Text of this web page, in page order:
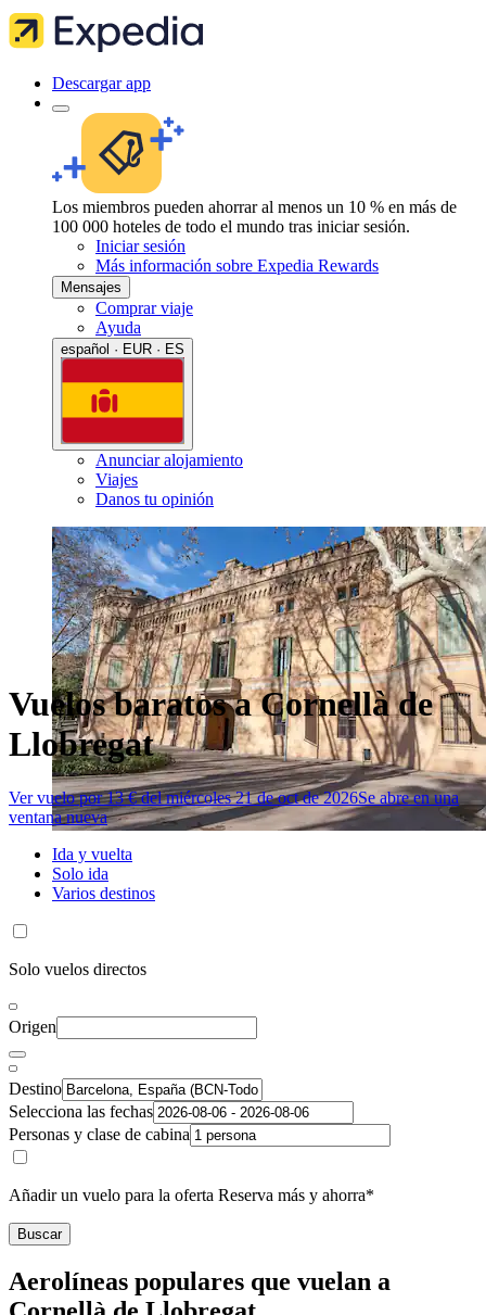
Descargar app
Los miembros pueden ahorrar al menos un 10 % en más de
100 000 hoteles de todo el mundo tras iniciar sesión.
Iniciar sesión
Más información sobre Expedia Rewards
Mensajes
Comprar viaje
Ayuda
español · EUR · ES
Anunciar alojamiento
Viajes
Danos tu opinión
Vuelos baratos a Cornellà de
Llobregat
Ver vuelo por 13 € del miércoles 21 de oct de 2026Se abre en una
ventana nueva
Ida y vuelta
Solo ida
Varios destinos
Solo vuelos directos
Origen
Destino
Selecciona las fechas
Personas y clase de cabina
Añadir un vuelo para la oferta Reserva más y ahorra*
Buscar
Aerolíneas populares que vuelan a